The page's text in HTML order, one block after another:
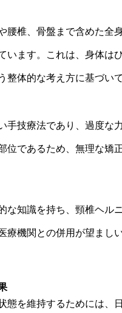
腰椎、骨盤まで含めた全
います。これは、身体は
整体的な考え方に基づい
手技療法であり、過度な
位であるため、無理な矯
な知識を持ち、頸椎ヘル
療機関との併用が望まし
態を維持するためには、